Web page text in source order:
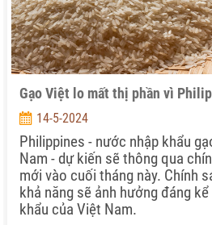
Gạo Việt lo mất thị phần vì
14-5-2024
Philippines - nước nhập khẩu
Nam - dự kiến sẽ thông qua
mới vào cuối tháng này. Chính
khả năng sẽ ảnh hưởng đáng
khẩu của Việt Nam.